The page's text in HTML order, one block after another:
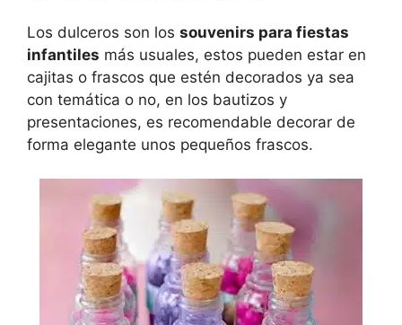
Los dulceros son los souvenirs para fiestas
infantiles más usuales, estos pueden estar en
cajitas o frascos que estén decorados ya sea
con temática o no, en los bautizos y
presentaciones, es recomendable decorar de
forma elegante unos pequeños frascos.